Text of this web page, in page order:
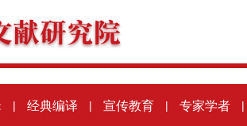
| 经典编译 | 宣传教育 | 专家学者 |